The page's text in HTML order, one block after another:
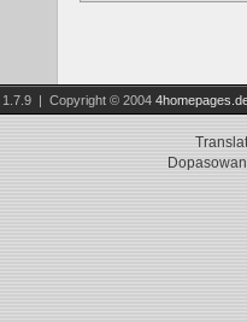
1.7.9 | Copyright © 2004